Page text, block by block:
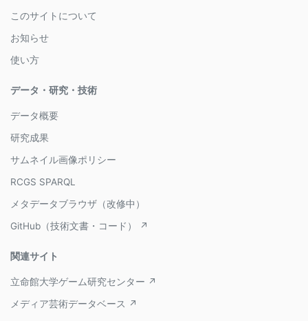
このサイトについて
お知らせ
使い方
データ・研究・技術
データ概要
研究成果
サムネイル画像ポリシー
RCGS SPARQL
メタデータブラウザ（改修中）
GitHub（技術文書・コード） ↗
関連サイト
立命館大学ゲーム研究センター ↗
メディア芸術データベース ↗